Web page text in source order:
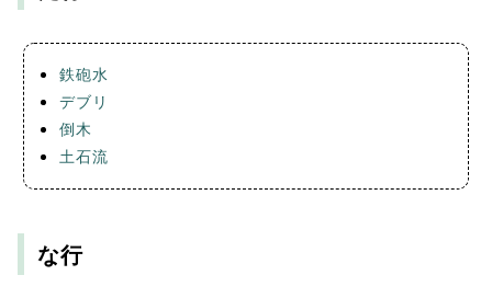
鉄砲水
デブリ
倒木
土石流
な行